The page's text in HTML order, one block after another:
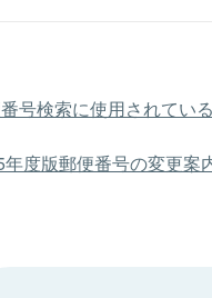
号検索に使用されてい
年度版郵便番号の変更案